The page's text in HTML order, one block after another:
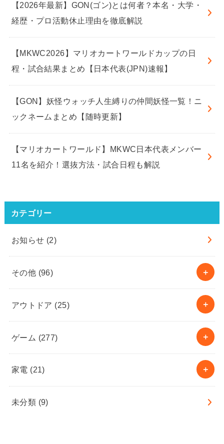
【2026年最新】GON(ゴン)とは何者？本名・大学・
経歴・プロ活動休止理由を徹底解説
【MKWC2026】マリオカートワールドカップの日
程・試合結果まとめ【日本代表(JPN)速報】
【GON】妖怪ウォッチ人生縛りの仲間妖怪一覧！ニ
ックネームまとめ【随時更新】
【マリオカートワールド】MKWC日本代表メンバー
11名を紹介！選抜方法・試合日程も解説
カテゴリー
お知らせ (2)
その他 (96)
アウトドア (25)
ゲーム (277)
家電 (21)
未分類 (9)